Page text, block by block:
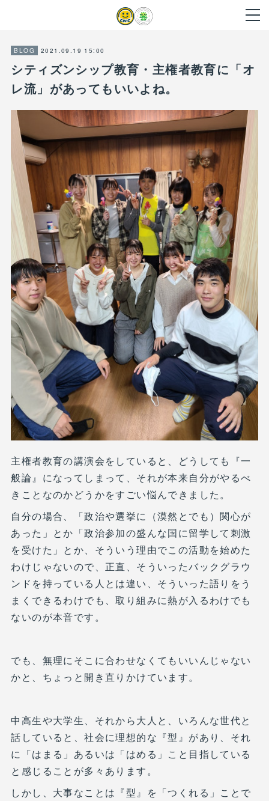
BLOG 2021.09.19 15:00
シティズンシップ教育・主権者教育に「オ
レ流」があってもいいよね。
主権者教育の講演会をしていると、どうしても『一
般論』になってしまって、それが本来自分がやるべ
きことなのかどうかをすごい悩んできました。
自分の場合、「政治や選挙に（漠然とでも）関心が
あった」とか「政治参加の盛んな国に留学して刺激
を受けた」とか、そういう理由でこの活動を始めた
わけじゃないので、正直、そういったバックグラウ
ンドを持っている人とは違い、そういった語りをう
まくできるわけでも、取り組みに熱が入るわけでも
ないのが本音です。
でも、無理にそこに合わせなくてもいいんじゃない
かと、ちょっと開き直りかけています。
中高生や大学生、それから大人と、いろんな世代と
話していると、社会に理想的な『型』があり、それ
に「はまる」あるいは「はめる」こと目指している
と感じることが多々あります。
しかし、大事なことは『型』を「つくれる」ことで